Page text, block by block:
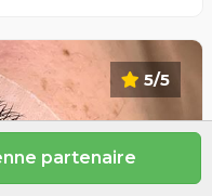
5/5
partenaire